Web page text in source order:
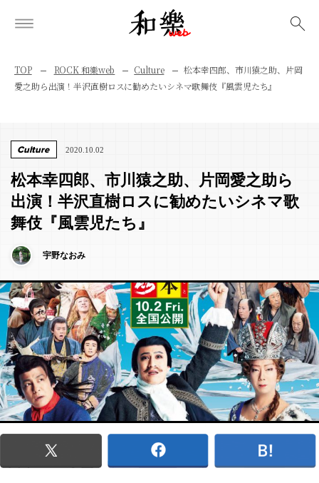
TOP ROCK 和樂web Culture
松本幸四郎、市川猿之助、片岡
愛之助ら出演！半沢直樹ロスに勧めたいシネマ歌舞伎『風雲児たち』
Culture 2020.10.02
松本幸四郎、市川猿之助、片岡愛之助ら
出演！半沢直樹ロスに勧めたいシネマ歌
舞伎『風雲児たち』
宇野なおみ